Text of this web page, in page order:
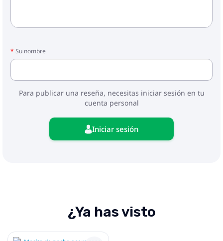
Su nombre
Para publicar una reseña, necesitas iniciar sesión en tu
cuenta personal
Iniciar sesión
¿Ya has visto